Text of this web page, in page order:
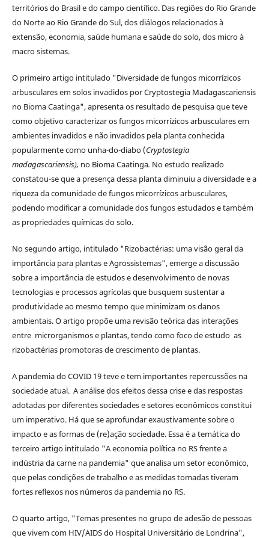
territórios do Brasil e do campo científico. Das regiões do Rio Grande
do Norte ao Rio Grande do Sul, dos diálogos relacionados à
extensão, economia, saúde humana e saúde do solo, dos micro à
macro sistemas.
O primeiro artigo intitulado "Diversidade de fungos micorrízicos
arbusculares em solos invadidos por Cryptostegia Madagascariensis
no Bioma Caatinga", apresenta os resultado de pesquisa que teve
como objetivo caracterizar os fungos micorrízicos arbusculares em
ambientes invadidos e não invadidos pela planta conhecida
popularmente como unha-do-diabo (Cryptostegia
madagascariensis), no Bioma Caatinga. No estudo realizado
constatou-se que a presença dessa planta diminuiu a diversidade e a
riqueza da comunidade de fungos micorrízicos arbusculares,
podendo modificar a comunidade dos fungos estudados e também
as propriedades químicas do solo.
No segundo artigo, intitulado "Rizobactérias: uma visão geral da
importância para plantas e Agrossistemas", emerge a discussão
sobre a importância de estudos e desenvolvimento de novas
tecnologias e processos agrícolas que busquem sustentar a
produtividade ao mesmo tempo que minimizam os danos
ambientais. O artigo propõe uma revisão teórica das interações
entre microrganismos e plantas, tendo como foco de estudo as
rizobactérias promotoras de crescimento de plantas.
A pandemia do COVID 19 teve e tem importantes repercussões na
sociedade atual. A análise dos efeitos dessa crise e das respostas
adotadas por diferentes sociedades e setores econômicos constitui
um imperativo. Há que se aprofundar exaustivamente sobre o
impacto e as formas de (re)ação sociedade. Essa é a temática do
terceiro artigo intitulado "A economia política no RS frente a
indústria da carne na pandemia" que analisa um setor econômico,
que pelas condições de trabalho e as medidas tomadas tiveram
fortes reflexos nos números da pandemia no RS.
O quarto artigo, "Temas presentes no grupo de adesão de pessoas
que vivem com HIV/AIDS do Hospital Universitário de Londrina",